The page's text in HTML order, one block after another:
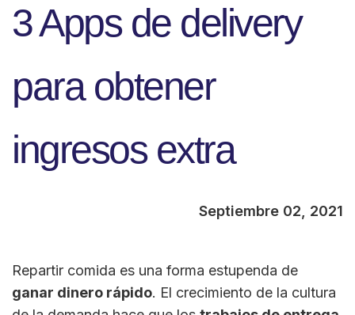
3 Apps de delivery
para obtener
ingresos extra
Septiembre 02, 2021
Repartir comida es una forma estupenda de
ganar dinero rápido. El crecimiento de la cultura